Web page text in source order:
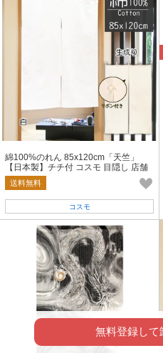
綿100%のれん 85x120cm「天竺」
【日本製】チチ付 コスモ 目隠し 店舗
施設 向け
送料無料
コスモ
無料登録して